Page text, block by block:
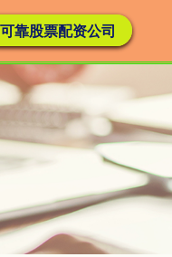
可靠股票配资公司